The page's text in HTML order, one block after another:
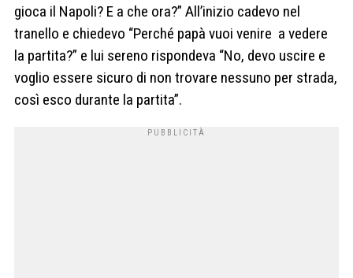
gioca il Napoli? E a che ora?” All’inizio cadevo nel
tranello e chiedevo “Perché papà vuoi venire a vedere
la partita?” e lui sereno rispondeva “No, devo uscire e
voglio essere sicuro di non trovare nessuno per strada,
così esco durante la partita”.